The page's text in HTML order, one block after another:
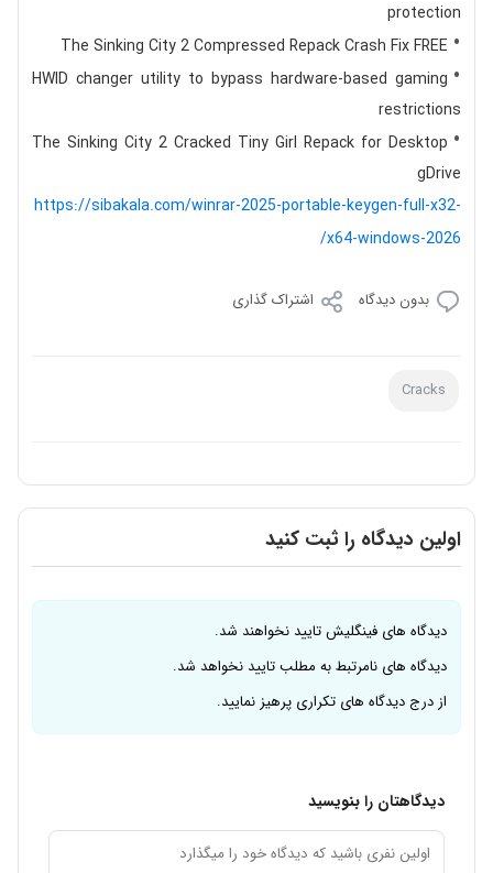
protection
The Sinking City 2 Compressed Repack Crash Fix FREE
HWID changer utility to bypass hardware-based gaming
restrictions
The Sinking City 2 Cracked Tiny Girl Repack for Desktop
gDrive
https://sibakala.com/winrar-2025-portable-keygen-full-x32-
x64-windows-2026/
بدون دیدگاه اشتراک گذاری
Cracks
اولین دیدگاه را ثبت کنید
دیدگاه های فینگلیش تایید نخواهند شد.
دیدگاه های نامرتبط به مطلب تایید نخواهد شد.
از درج دیدگاه های تکراری پرهیز نمایید.
دیدگاهتان را بنویسید